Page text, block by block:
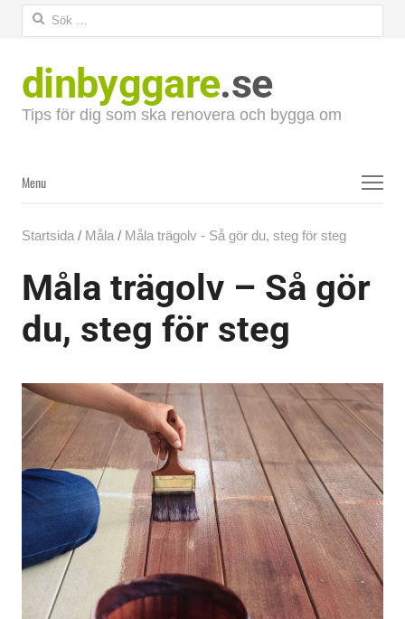
Sök
dinbyggare.se
Tips för dig som ska renovera och bygga om
Menu
Menu
Startsida / Måla / Måla trägolv - Så gör du, steg för steg
Måla trägolv – Så gör
du, steg för steg